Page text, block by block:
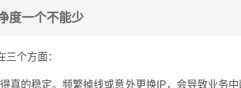
度一个不能少
个方面：
真的稳定。频繁掉线或意外更换IP，会导致业务